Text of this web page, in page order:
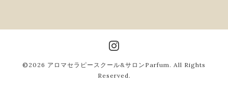
©2026 アロマセラピースクール&サロンParfum . All Rights
Reserved.